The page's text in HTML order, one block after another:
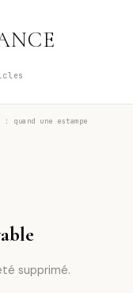
: quand une estampe
supprimé.